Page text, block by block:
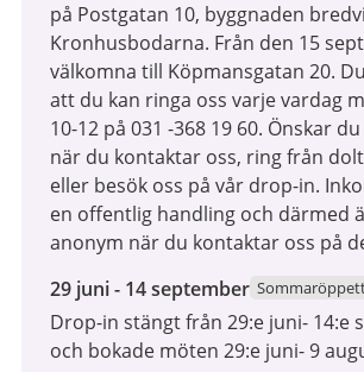
på Postgatan 10, byggnaden
Kronhusbodarna. Från den 15
välkomna till Köpmansgatan 20.
att du kan ringa oss varje vardag
10-12 på 031 -368 19 60. Önskar
när du kontaktar oss, ring från
eller besök oss på vår drop-in.
en offentlig handling och därmed
anonym när du kontaktar oss på
29
juni
2026
29 juni - 14 september
Drop-in stängt från 29:e juni- 14:e
och bokade möten 29:e juni- 9